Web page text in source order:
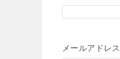
メールアドレス